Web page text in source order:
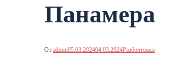
Панамера
От admin05.03.202404.03.2024Разболтовка